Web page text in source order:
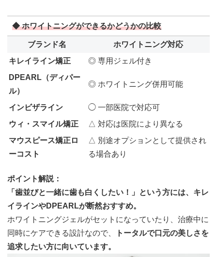
◆ ホワイトニングができるかどうかの比較
ブランド名
ホワイトニング対応
キレイライン矯正
◎ 専用ジェル付き
DPEARL（ディパー
ル）
◎ ホワイトニング併用可能
インビザライン
◯ 一部医院で対応可
ウィ・スマイル矯正
△ 対応は医院により異なる
マウスピース矯正ロ
ーコスト
△ 別途オプションとして提供され
る場合あり
ポイント解説：
「歯並びと一緒に歯も白くしたい！」という方には、キレ
イラインやDPEARLが断然おすすめ。
ホワイトニングジェルがセットになっていたり、治療中に
同時にケアできる設計なので、
トータルで口元の美しさを
追求したい方に向いています。